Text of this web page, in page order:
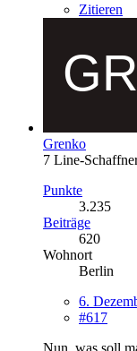
Zitieren
Grenko
7 Line-
Punkte
3.235
Beiträge
620
Wohnort
Berlin
6.
#617
Nun, was soll